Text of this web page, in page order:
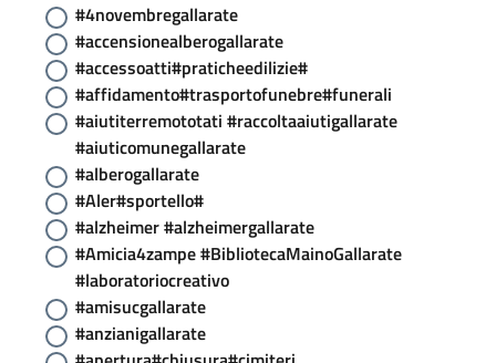
#4novembregallarate
#accensionealberogallarate
#accessoatti#praticheedilizie#
#affidamento#trasportofunebre#funerali
#aiutiterremototati #raccoltaaiutigallarate
#aiuticomunegallarate
#alberogallarate
#Aler#sportello#
#alzheimer #alzheimergallarate
#Amicia4zampe #BibliotecaMainoGallarate
#laboratoriocreativo
#amisucgallarate
#anzianigallarate